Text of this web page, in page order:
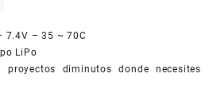
7.4V – 35 ~ 70C
LiPo
diminutos donde necesites